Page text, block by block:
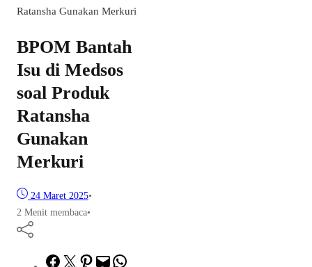
Ratansha Gunakan Merkuri
BPOM Bantah
Isu di Medsos
soal Produk
Ratansha
Gunakan
Merkuri
24 Maret 2025•
2 Menit membaca•
Facebook
TwitterPinterest
Mail